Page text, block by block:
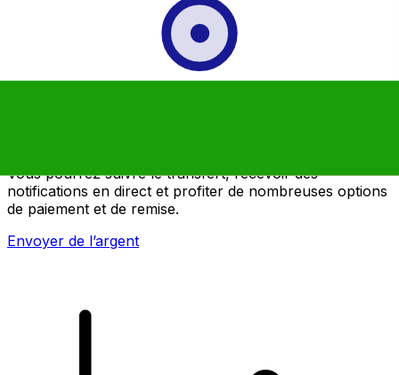
Vous pourrez suivre le transfert, recevoir des
notifications en direct et profiter de nombreuses options
de paiement et de remise.
Envoyer de l’argent